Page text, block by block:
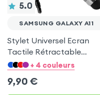
5.0
SAMSUNG GALAXY A11
Stylet Universel Ecran
Tactile Rétractable
Argenté Adaptable Jack
Galaxy A11
+ 4 couleurs
9,90 €